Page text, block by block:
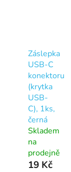
Záslepka
USB-C
konektoru
(krytka
USB-
C), 1ks,
černá
Skladem
na
prodejně
19 Kč